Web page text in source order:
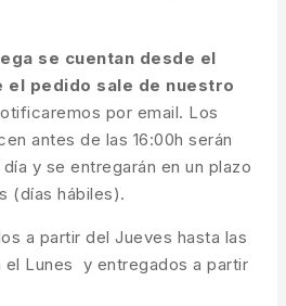
se cuentan desde el
el pedido sale de nuestro
por email. Los
antes de las 16:00h serán
y se entregarán en un plazo
(días hábiles).
a partir del Jueves hasta las
el Lunes y entregados a partir